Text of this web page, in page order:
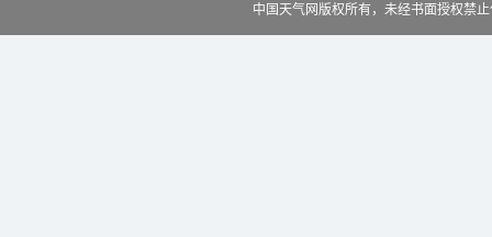
中国天气网版权所有，未经书面授权